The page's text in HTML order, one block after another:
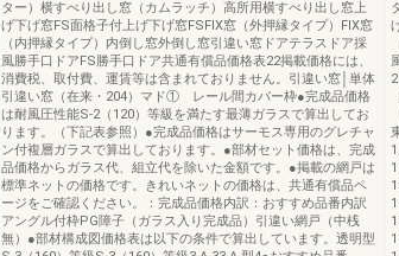
ター）横すべり出し窓（カムラッチ）高所用横すべり出し窓上
げ下げ窓FS面格子付上げ下げ窓FSFIX窓（外押縁タイプ）FIX窓
（内押縁タイプ）内倒し窓外倒し窓引違い窓ドアテラスドア採
風勝手口ドアFS勝手口ドア共通有償品価格表22掲載価格には、
消費税、取付費、運賃等は含まれておりません。引違い窓│単体
引違い窓（在来・204）マド① レール間カバー枠●完成品価格
は耐風圧性能S-2（120）等級を満たす最薄ガラスで算出してお
ります。（下記表参照）●完成品価格はサーモス専用のグレチャ
ン付複層ガラスで算出しております。●部材セット価格は、完成
品価格からガラス代、組立代を除いた金額です。●掲載の網戸は
標準ネットの価格です。きれいネットの価格は、共通有償品ペ
ージをご確認ください。：完成品価格内訳：おすすめ品番内訳
アングル付枠PG障子（ガラス入り完成品）引違い網戸（中桟
無）●部材構成図価格表は以下の条件で算出しています。透明型